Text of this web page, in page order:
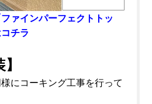
ァインパーフェクトトッ
チラ
にコーキング工事を行って